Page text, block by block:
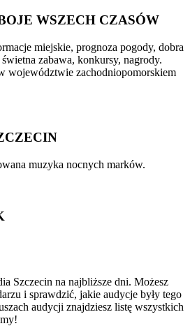
WSZECH CZASÓW
miejskie, prognoza pogody, dobra
zabawa, konkursy, nagrody.
województwie zachodniopomorskiem
muzyka nocnych marków.
Szczecin na najbliższe dni. Możesz
i sprawdzić, jakie audycje były tego
audycji znajdziesz listę wszystkich